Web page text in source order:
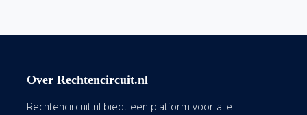
Over Rechtencircuit.nl
Rechtencircuit.nl biedt een platform voor alle